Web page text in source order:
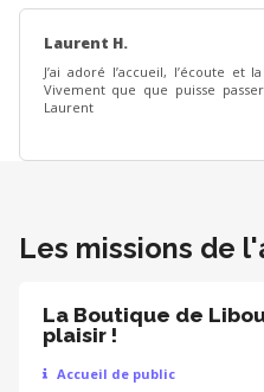
Laurent H.
J’ai adoré l’accueil, l’écoute et
Vivement que que puisse
Laurent
Les missions de
La Boutique de
plaisir !
Accueil de public